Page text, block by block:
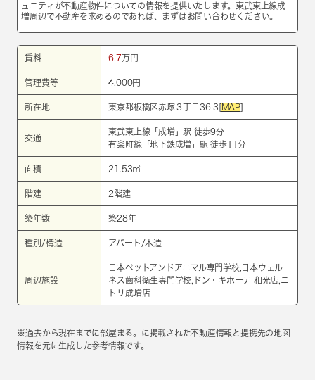
ュニティが不動産物件についての情報を提供いたします。東武東上線成
増周辺で不動産を求めるのであれば、まずはお問い合わせください。
賃料 6.7 万円
管理費等 4,000円
所在地 東京都板橋区赤塚３丁目36-3[ MAP]
交通
東武東上線 「 成増 」駅 徒歩9分
有楽町線 「地下鉄成増 」駅 徒歩11分
面積 21.53㎡
階建 2階建
築年数 築28年
種別/構造 アパート/木造
周辺施設
日本ペットアンドアニマル専門学校,日本ウェル
ネス歯科衛生専門学校,ドン・キホーテ 和光店,ニ
トリ成増店
※過去から現在までに部屋まる。に掲載された不動産情報と提携先の地図
情報を元に生成した参考情報です。